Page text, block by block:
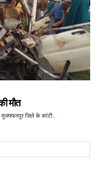
मौत
मुजफ्फरपुर जिले के कांटी...